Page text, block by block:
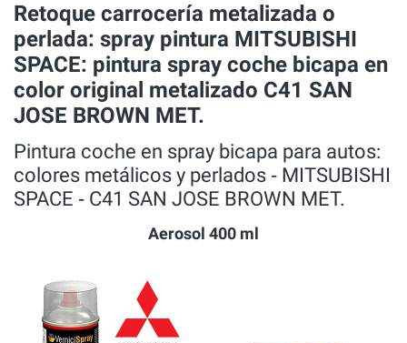
Retoque carrocería metalizada o
perlada: spray pintura MITSUBISHI
SPACE: pintura spray coche bicapa en
color original metalizado C41 SAN
JOSE BROWN MET.
Pintura coche en spray bicapa para autos:
colores metálicos y perlados ‐ MITSUBISHI
SPACE ‐ C41 SAN JOSE BROWN MET.
Aerosol 400 ml